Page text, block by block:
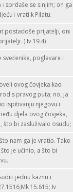
sprdaše se s njim; on ga
i vrati k Pilatu.
postadoše prijatelji, oni
( Iv 19.4)
svećenike, poglavare i
ovog čovjeka kao
s pravog puta; no, ja
ispitivanju njegovu i
djela ovog čovjeka,
što bi zasluživalo osudu;
nam ga je vratio. Tako
je učinio, a što bi
jednu kaznu i
15.615; Iv